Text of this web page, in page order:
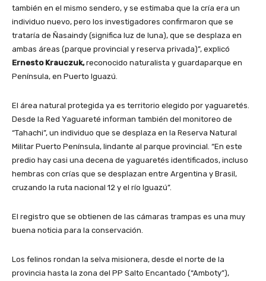
también en el mismo sendero, y se estimaba que la cría era un
individuo nuevo, pero los investigadores confirmaron que se
trataría de Ñasaindy (significa luz de luna), que se desplaza en
ambas áreas (parque provincial y reserva privada)”, explicó
Ernesto Krauczuk,reconocido naturalista y guardaparque en
Península, en Puerto Iguazú.
El área natural protegida ya es territorio elegido por yaguaretés.
Desde la Red Yaguareté informan también del monitoreo de
“Tahachi”, un individuo que se desplaza en la Reserva Natural
Militar Puerto Península, lindante al parque provincial. “En este
predio hay casi una decena de yaguaretés identificados, incluso
hembras con crías que se desplazan entre Argentina y Brasil,
cruzando la ruta nacional 12 y el río Iguazú”.
El registro que se obtienen de las cámaras trampas es una muy
buena noticia para la conservación.
Los felinos rondan la selva misionera, desde el norte de la
provincia hasta la zona del PP Salto Encantado (“Amboty”),